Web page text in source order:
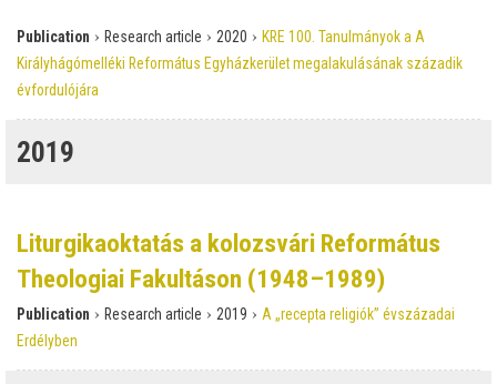
Publication › Research article › 2020 › KRE 100. Tanulmányok a A
Királyhágómelléki Református Egyházkerület megalakulásának századik
évfordulójára
2019
Liturgikaoktatás a kolozsvári Református
Theologiai Fakultáson (1948–1989)
Publication › Research article › 2019 › A „recepta religiók” évszázadai
Erdélyben